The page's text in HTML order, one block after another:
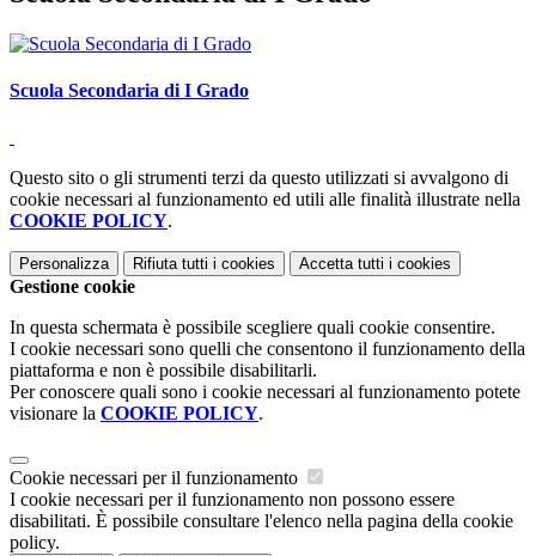
Scuola Secondaria di I Grado
Questo sito o gli strumenti terzi da questo utilizzati si avvalgono di
cookie necessari al funzionamento ed utili alle finalità illustrate nella
COOKIE POLICY.
Personalizza Rifiuta tutti i cookies Accetta tutti i cookies
Gestione cookie
In questa schermata è possibile scegliere quali cookie consentire.
I cookie necessari sono quelli che consentono il funzionamento della
piattaforma e non è possibile disabilitarli.
Per conoscere quali sono i cookie necessari al funzionamento potete
visionare la COOKIE POLICY.
Cookie necessari per il funzionamento
I cookie necessari per il funzionamento non possono essere
disabilitati. È possibile consultare l'elenco nella pagina della cookie
policy.